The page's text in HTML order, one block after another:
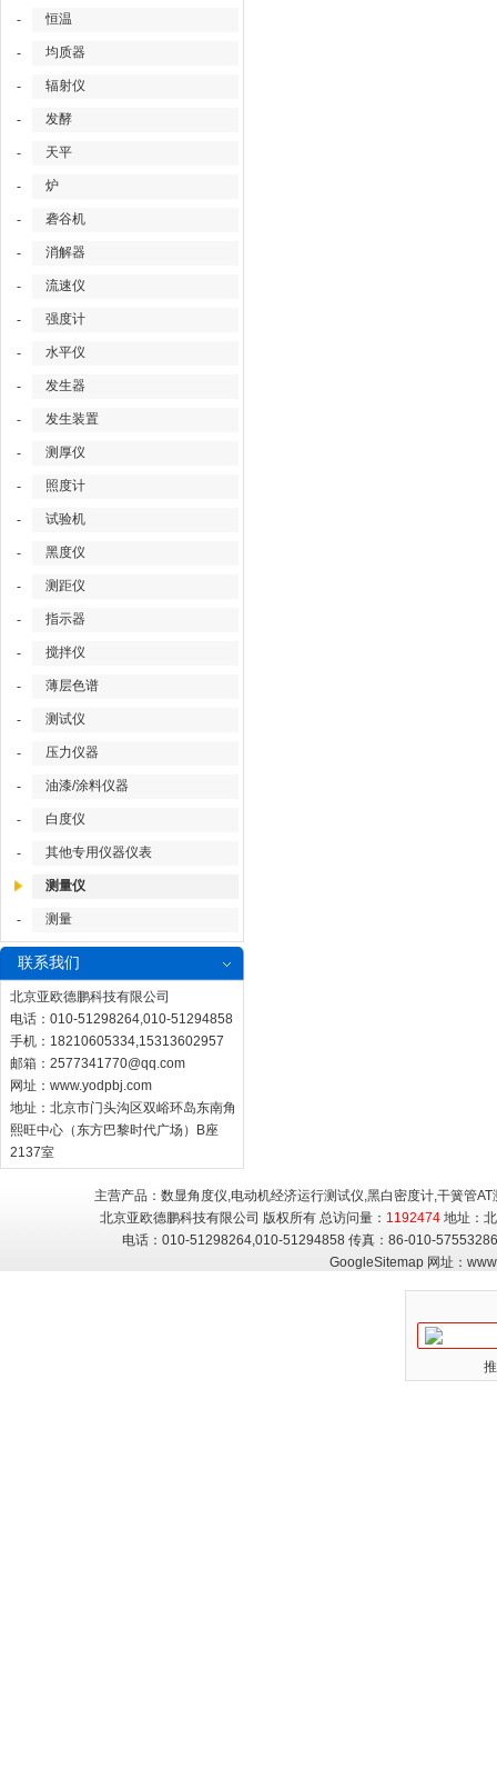
- 恒温
- 均质器
- 辐射仪
- 发酵
- 天平
- 炉
- 砻谷机
- 消解器
- 流速仪
- 强度计
- 水平仪
- 发生器
- 发生装置
- 测厚仪
- 照度计
- 试验机
- 黑度仪
- 测距仪
- 指示器
- 搅拌仪
- 薄层色谱
- 测试仪
- 压力仪器
- 油漆/涂料仪器
- 白度仪
- 其他专用仪器仪表
测量仪
- 测量
联系我们
北京亚欧德鹏科技有限公司
电话：010-51298264,010-51294858
手机：18210605334,15313602957
邮箱： 2577341770@qq.com
网址： www.yodpbj.com
地址：北京市门头沟区双峪环岛东南角
熙旺中心（东方巴黎时代广场）B座
2137室
主营产品：数显角度仪,电动机经济运行测试仪,黑白密度计,干簧管
北京亚欧德鹏科技有限公司 版权所有 总访问量： 1192474 地址：
电话：010-51298264,010-51294858 传真：86-010-
GoogleSitemap网址：